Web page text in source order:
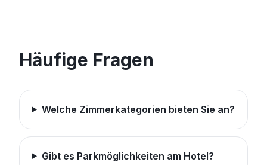
Häufige Fragen
Welche Zimmerkategorien bieten Sie an?
Gibt es Parkmöglichkeiten am Hotel?